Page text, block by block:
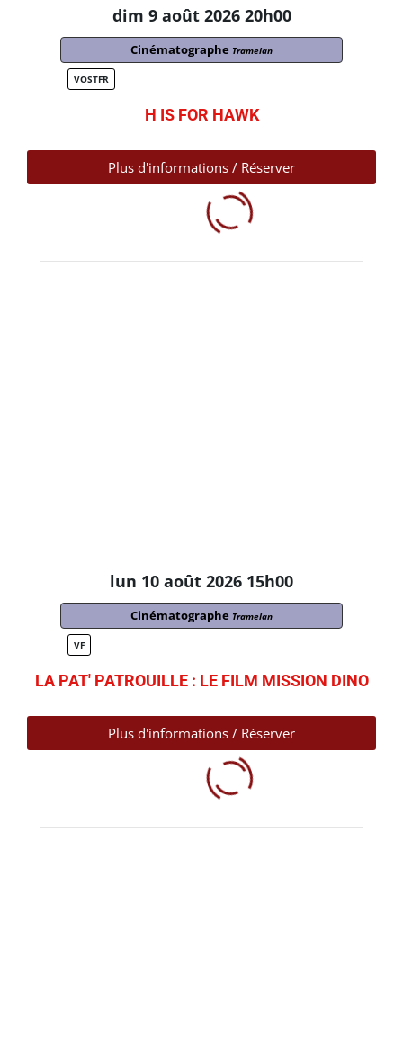
dim 9 août 2026 20h00
Cinématographe Tramelan
VOSTFR
H IS FOR HAWK
Plus d'informations / Réserver
lun 10 août 2026 15h00
Cinématographe Tramelan
VF
LA PAT' PATROUILLE : LE FILM MISSION DINO
Plus d'informations / Réserver